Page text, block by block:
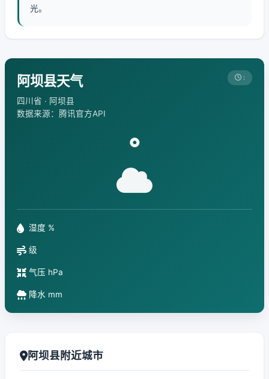
光。
阿坝县天气
四川省 · 阿坝县
数据来源：腾讯官方API
:
°
湿度 %
级
气压 hPa
降水 mm
阿坝县附近城市